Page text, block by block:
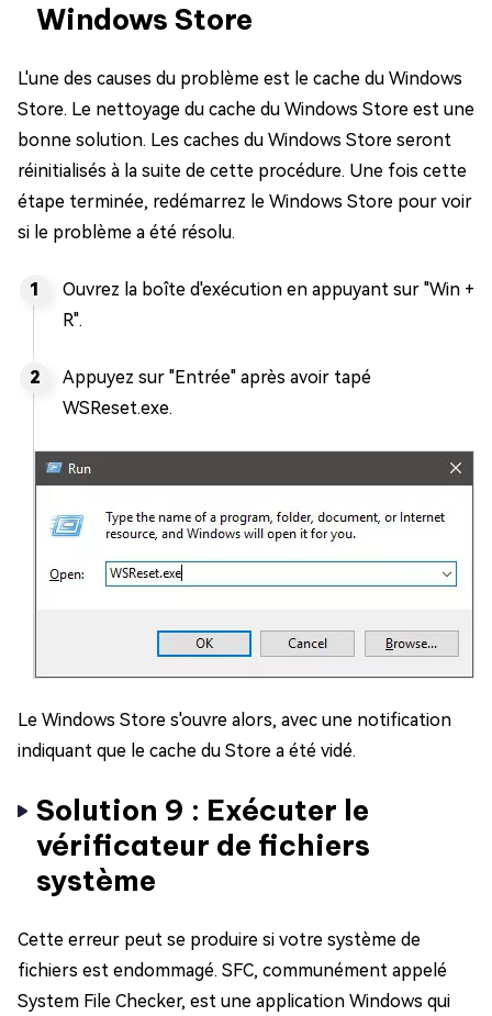
Windows Store
L'une des causes du problème est le cache du Windows
Store. Le nettoyage du cache du Windows Store est une
bonne solution. Les caches du Windows Store seront
réinitialisés à la suite de cette procédure. Une fois cette
étape terminée, redémarrez le Windows Store pour voir
si le problème a été résolu.
Ouvrez la boîte d'exécution en appuyant sur "Win +
R".
Appuyez sur "Entrée" après avoir tapé
WSReset.exe.
Le Windows Store s'ouvre alors, avec une notification
indiquant que le cache du Store a été vidé.
Solution 9 : Exécuter le
vérificateur de fichiers
système
Cette erreur peut se produire si votre système de
fichiers est endommagé. SFC, communément appelé
System File Checker, est une application Windows qui